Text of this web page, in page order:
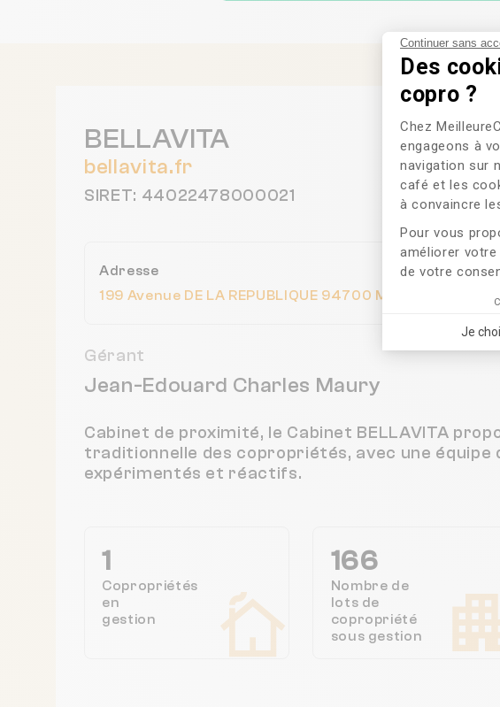
Continuer sans
Des
copro ?
Chez
engageons à
navigation sur
café et les
à convaincre
Pour vous
améliorer
de votre
Je
BELLAVITA
bellavita.fr
SIRET: 44022478000021
Adresse
199 Avenue DE LA REPUBLIQUE 94700 MAISONS-
Gérant
Jean-Edouard Charles Maury
Cabinet de proximité, le Cabinet BELLAVITA
traditionnelle des copropriétés, avec une équipe
expérimentés et réactifs.
1
Copropriétés
en
gestion
166
Nombre de
lots de
copropriété
sous gestion